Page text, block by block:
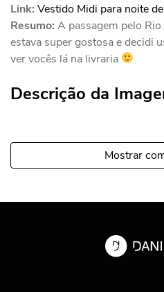
Link: Vestido Midi para noite
Resumo: A passagem pelo
estava super gostosa e decidi
ver vocês lá na livraria
Descrição da
Mostrar